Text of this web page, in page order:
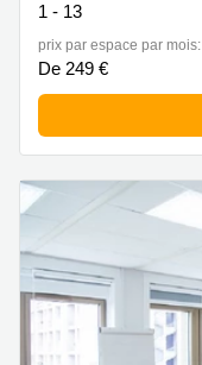
1 - 13
prix par espace par mois:
De 249 €